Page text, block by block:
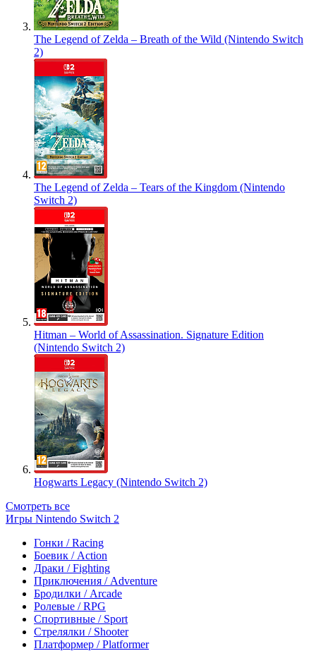
The Legend of Zelda – Breath of the Wild (Nintendo Switch
2)
The Legend of Zelda – Tears of the Kingdom (Nintendo
Switch 2)
Hitman – World of Assassination. Signature Edition
(Nintendo Switch 2)
Hogwarts Legacy (Nintendo Switch 2)
Смотреть все
Игры Nintendo Switch 2
Гонки / Racing
Боевик / Action
Драки / Fighting
Приключения / Adventure
Бродилки / Arcade
Ролевые / RPG
Спортивные / Sport
Стрелялки / Shooter
Платформер / Platformer